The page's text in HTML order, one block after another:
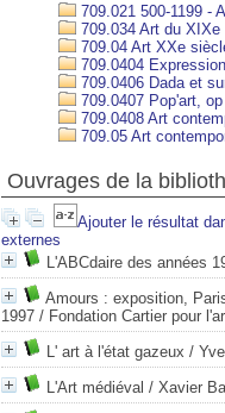
709.021 500-1199 -
709.034 Art du XIXe
709.04 Art XXe
709.0404
709.0406 Dada et
709.0407 Pop'art,
709.0408 Art
709.05 Art
Ouvrages de la
Ajouter le résultat
externes
L'ABCdaire des années
Amours : exposition,
1997 / Fondation Cartier pour
L' art à l'état gazeux /
L'Art médiéval / Xavier